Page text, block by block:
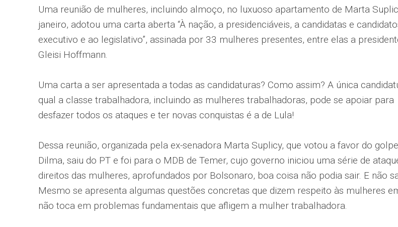
Uma reunião de mulheres, incluindo almoço, no luxuoso apartamento de Marta
janeiro, adotou uma carta aberta “À nação, a presidenciáveis, a candidatas e
executivo e ao legislativo”, assinada por 33 mulheres presentes, entre elas a
Gleisi Hoffmann.
Uma carta a ser apresentada a todas as candidaturas? Como assim? A única
qual a classe trabalhadora, incluindo as mulheres trabalhadoras, pode se apoiar para
desfazer todos os ataques e ter novas conquistas é a de Lula!
Dessa reunião, organizada pela ex-senadora Marta Suplicy, que votou a favor do
Dilma, saiu do PT e foi para o MDB de Temer, cujo governo iniciou uma série de
direitos das mulheres, aprofundados por Bolsonaro, boa coisa não podia sair. E não
Mesmo se apresenta algumas questões concretas que dizem respeito às mulheres
não toca em problemas fundamentais que afligem a mulher trabalhadora.